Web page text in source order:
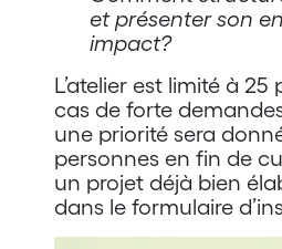
et présenter son
impact?
L’atelier est limité à
cas de forte
une priorité sera
personnes en fin de
un projet déjà bien
dans le formulaire